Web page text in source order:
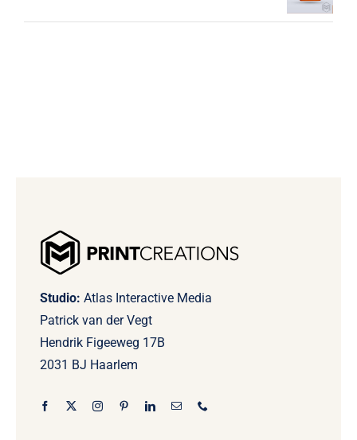
Studio: Atlas Interactive Media
Patrick van der Vegt
Hendrik Figeeweg 17B
2031 BJ Haarlem